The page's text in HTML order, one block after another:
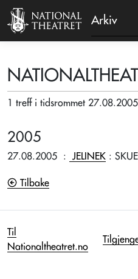
Arkiv
1 treff i tidsrommet
2005
27.08.2005 : JELINEK :
Tilbake
Til
Nationaltheatret.no